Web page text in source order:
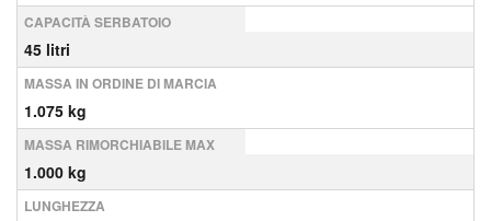
CAPACITÀ SERBATOIO
45 litri
MASSA IN ORDINE DI MARCIA
1.075 kg
MASSA RIMORCHIABILE MAX
1.000 kg
LUNGHEZZA